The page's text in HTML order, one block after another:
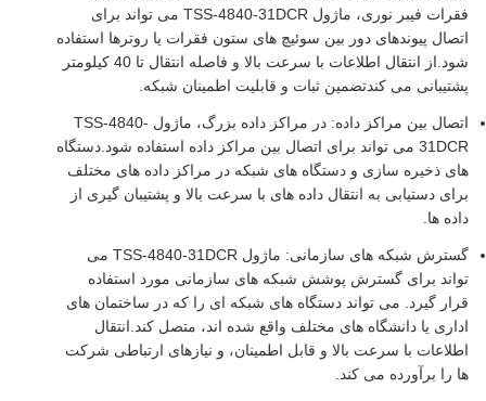
فقرات فیبر نوری، ماژول TSS-4840-31DCR می تواند برای
اتصال پیوندهای دور بین سوئیچ های ستون فقرات یا روترها استفاده
شود.از انتقال اطلاعات با سرعت بالا و فاصله انتقال تا 40 کیلومتر
پشتیبانی می کندتضمین ثبات و قابلیت اطمینان شبکه.
اتصال بین مراکز داده: در مراکز داده بزرگ، ماژول TSS-4840-
31DCR می تواند برای اتصال بین مراکز داده استفاده شود.دستگاه
های ذخیره سازی و دستگاه های شبکه در مراکز داده های مختلف
برای دستیابی به انتقال داده های با سرعت بالا و پشتیبان گیری از
داده ها.
گسترش شبکه های سازمانی: ماژول TSS-4840-31DCR می
تواند برای گسترش پوشش شبکه های سازمانی مورد استفاده
قرار گیرد. می تواند دستگاه های شبکه ای را که در ساختمان های
اداری یا دانشگاه های مختلف واقع شده اند، متصل کند.انتقال
اطلاعات با سرعت بالا و قابل اطمینان، و نیازهای ارتباطی شرکت
ها را برآورده می کند.